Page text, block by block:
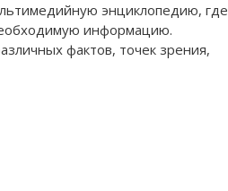
энциклопедию, где
информацию.
фактов, точек зрения,